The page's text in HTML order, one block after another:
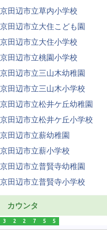
京田辺市立草内小学校
京田辺市立大住こども園
京田辺市立大住小学校
京田辺市立桃園小学校
京田辺市立三山木幼稚園
京田辺市立三山木小学校
京田辺市立松井ケ丘幼稚園
京田辺市立松井ケ丘小学校
京田辺市立薪幼稚園
京田辺市立薪小学校
京田辺市立普賢寺幼稚園
京田辺市立普賢寺小学校
カウンタ
3 2 2 7 5 5